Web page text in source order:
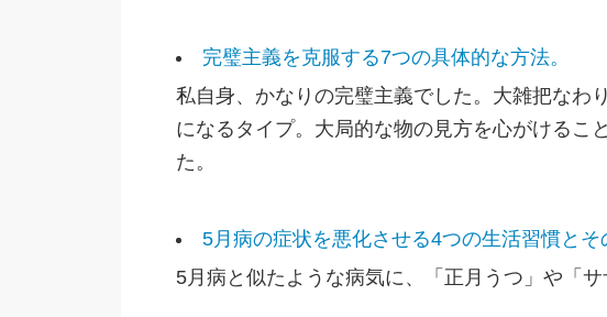
完璧主義を克服する7つの具体的な方法。
私自身、かなりの完璧主義でした。大雑把なわ
になるタイプ。大局的な物の見方を心がけるこ
た。
5月病の症状を悪化させる4つの生活習慣とそ
5月病と似たような病気に、「正月うつ」や「サ